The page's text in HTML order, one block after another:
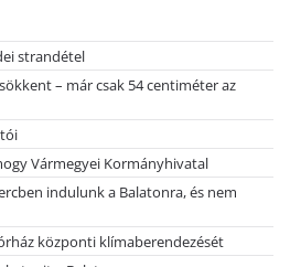
strandétel
– már csak 54 centiméter az
Vármegyei Kormányhivatal
indulunk a Balatonra, és nem
központi klímaberendezését